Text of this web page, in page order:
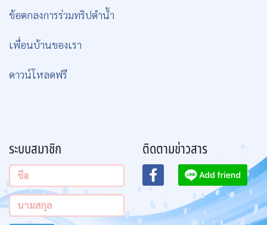
ข้อตกลงการร่วมทริปดำน้ำ
เพื่อนบ้านของเรา
ดาวน์โหลดฟรี
ระบบสมาชิก ติดตามข่าวสาร